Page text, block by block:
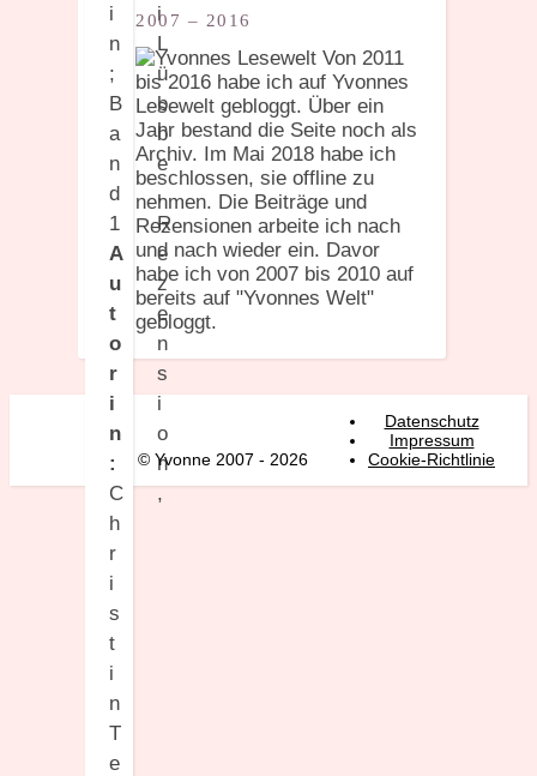
i
n
;
B
a
n
d
1
A
u
t
o
r
i
n
:
C
h
r
i
s
t
i
n
T
e
2007 – 2016
Von 2011
bis 2016 habe ich auf Yvonnes
Lesewelt gebloggt. Über ein
Jahr bestand die Seite noch als
Archiv. Im Mai 2018 habe ich
beschlossen, sie offline zu
nehmen. Die Beiträge und
Rezensionen arbeite ich nach
und nach wieder ein. Davor
habe ich von 2007 bis 2010 auf
bereits auf "Yvonnes Welt"
gebloggt.
© Yvonne 2007 - 2026
Datenschutz
Impressum
Cookie-Richtlinie